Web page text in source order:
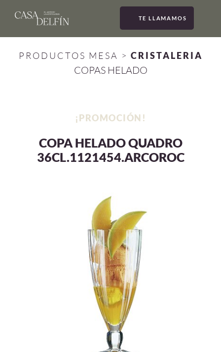
TE LLAMAMOS
PRODUCTOS MESA > CRISTALERIA
COPAS HELADO
¡PROMOCIÓN!
COPA HELADO QUADRO
36CL.1121454.ARCOROC